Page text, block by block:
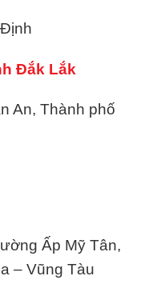
Đắk Lắk
An, Thành phố
Ấp Mỹ Tân,
– Vũng Tàu